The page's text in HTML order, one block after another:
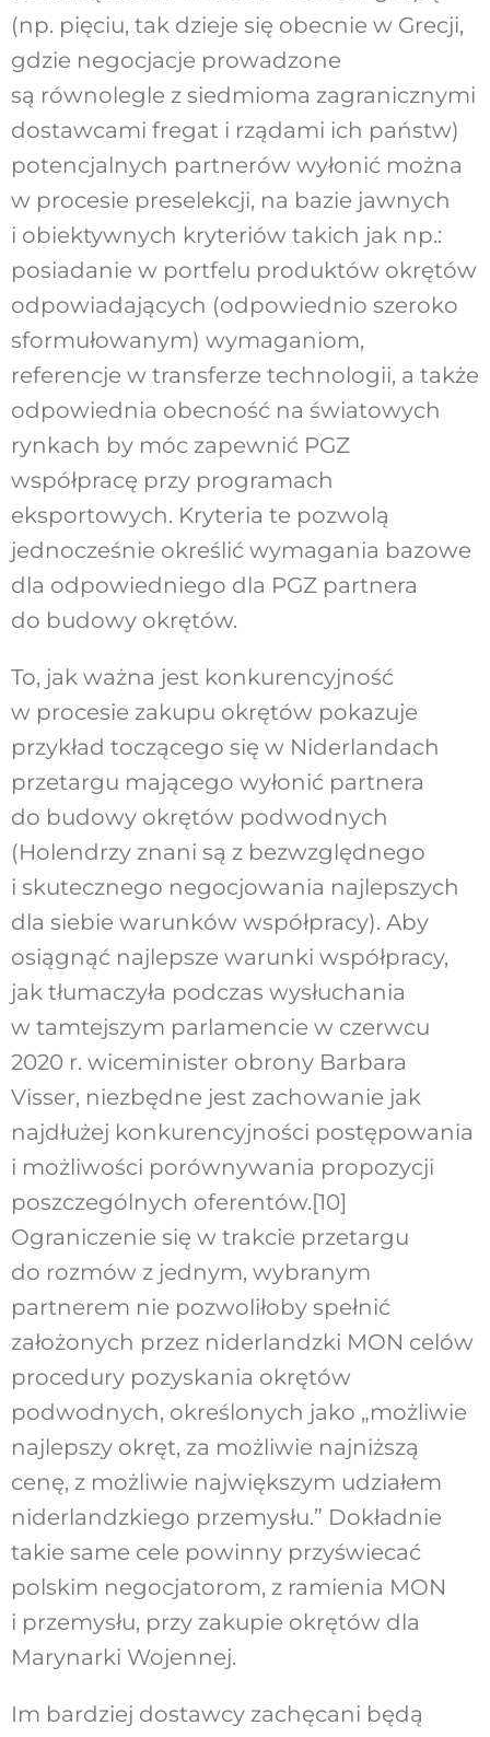
(np. pięciu, tak dzieje się obecnie w Grecji,
gdzie negocjacje prowadzone
są równolegle z siedmioma zagranicznymi
dostawcami fregat i rządami ich państw)
potencjalnych partnerów wyłonić można
w procesie preselekcji, na bazie jawnych
i obiektywnych kryteriów takich jak np.:
posiadanie w portfelu produktów okrętów
odpowiadających (odpowiednio szeroko
sformułowanym) wymaganiom,
referencje w transferze technologii, a także
odpowiednia obecność na światowych
rynkach by móc zapewnić PGZ
współpracę przy programach
eksportowych. Kryteria te pozwolą
jednocześnie określić wymagania bazowe
dla odpowiedniego dla PGZ partnera
do budowy okrętów.
To, jak ważna jest konkurencyjność
w procesie zakupu okrętów pokazuje
przykład toczącego się w Niderlandach
przetargu mającego wyłonić partnera
do budowy okrętów podwodnych
(Holendrzy znani są z bezwzględnego
i skutecznego negocjowania najlepszych
dla siebie warunków współpracy). Aby
osiągnąć najlepsze warunki współpracy,
jak tłumaczyła podczas wysłuchania
w tamtejszym parlamencie w czerwcu
2020 r. wiceminister obrony Barbara
Visser, niezbędne jest zachowanie jak
najdłużej konkurencyjności postępowania
i możliwości porównywania propozycji
poszczególnych oferentów.[10]
Ograniczenie się w trakcie przetargu
do rozmów z jednym, wybranym
partnerem nie pozwoliłoby spełnić
założonych przez niderlandzki MON celów
procedury pozyskania okrętów
podwodnych, określonych jako „możliwie
najlepszy okręt, za możliwie najniższą
cenę, z możliwie największym udziałem
niderlandzkiego przemysłu.” Dokładnie
takie same cele powinny przyświecać
polskim negocjatorom, z ramienia MON
i przemysłu, przy zakupie okrętów dla
Marynarki Wojennej.
Im bardziej dostawcy zachęcani będą